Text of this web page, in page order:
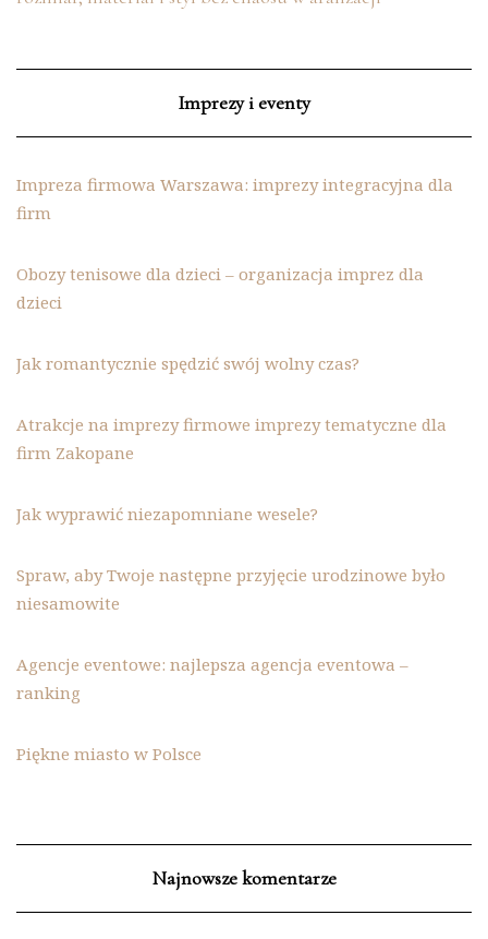
Imprezy i eventy
Impreza firmowa Warszawa: imprezy integracyjna dla
firm
Obozy tenisowe dla dzieci – organizacja imprez dla
dzieci
Jak romantycznie spędzić swój wolny czas?
Atrakcje na imprezy firmowe imprezy tematyczne dla
firm Zakopane
Jak wyprawić niezapomniane wesele?
Spraw, aby Twoje następne przyjęcie urodzinowe było
niesamowite
Agencje eventowe: najlepsza agencja eventowa –
ranking
Piękne miasto w Polsce
Najnowsze komentarze